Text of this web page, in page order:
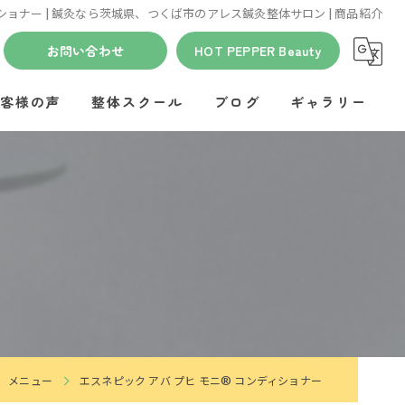
ナー | 鍼灸なら茨城県、つくば市のアレス鍼灸整体サロン | 商品紹介
お問い合わせ HOT PEPPER Beauty
様の声 整体スクール ブログ ギャラリー
メニュー エスネピック アバ プヒ モニ® コンディショナー